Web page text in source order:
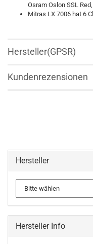
Osram Oslon SSL
Mitras LX 7006 hat 6
Hersteller(GPSR)
Kundenrezensionen
Hersteller
Hersteller Info